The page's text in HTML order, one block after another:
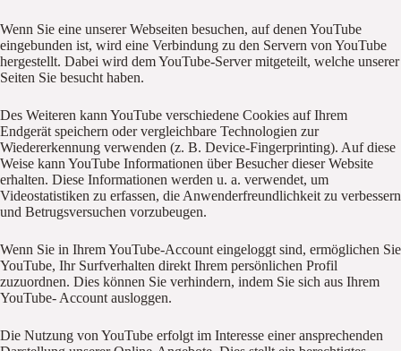
Wenn Sie eine unserer Webseiten besuchen, auf denen YouTube
eingebunden ist, wird eine Verbindung zu den Servern von YouTube
hergestellt. Dabei wird dem YouTube-Server mitgeteilt, welche unserer
Seiten Sie besucht haben.
Des Weiteren kann YouTube verschiedene Cookies auf Ihrem
Endgerät speichern oder vergleichbare Technologien zur
Wiedererkennung verwenden (z. B. Device-Fingerprinting). Auf diese
Weise kann YouTube Informationen über Besucher dieser Website
erhalten. Diese Informationen werden u. a. verwendet, um
Videostatistiken zu erfassen, die Anwenderfreundlichkeit zu verbessern
und Betrugsversuchen vorzubeugen.
Wenn Sie in Ihrem YouTube-Account eingeloggt sind, ermöglichen Sie
YouTube, Ihr Surfverhalten direkt Ihrem persönlichen Profil
zuzuordnen. Dies können Sie verhindern, indem Sie sich aus Ihrem
YouTube- Account ausloggen.
Die Nutzung von YouTube erfolgt im Interesse einer ansprechenden